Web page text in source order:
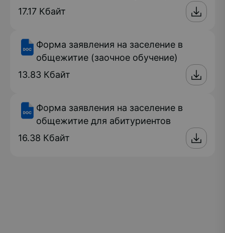
17.17 Кбайт
Форма заявления на заселение в
общежитие (заочное обучение)
13.83 Кбайт
Форма заявления на заселение в
общежитие для абитуриентов
16.38 Кбайт